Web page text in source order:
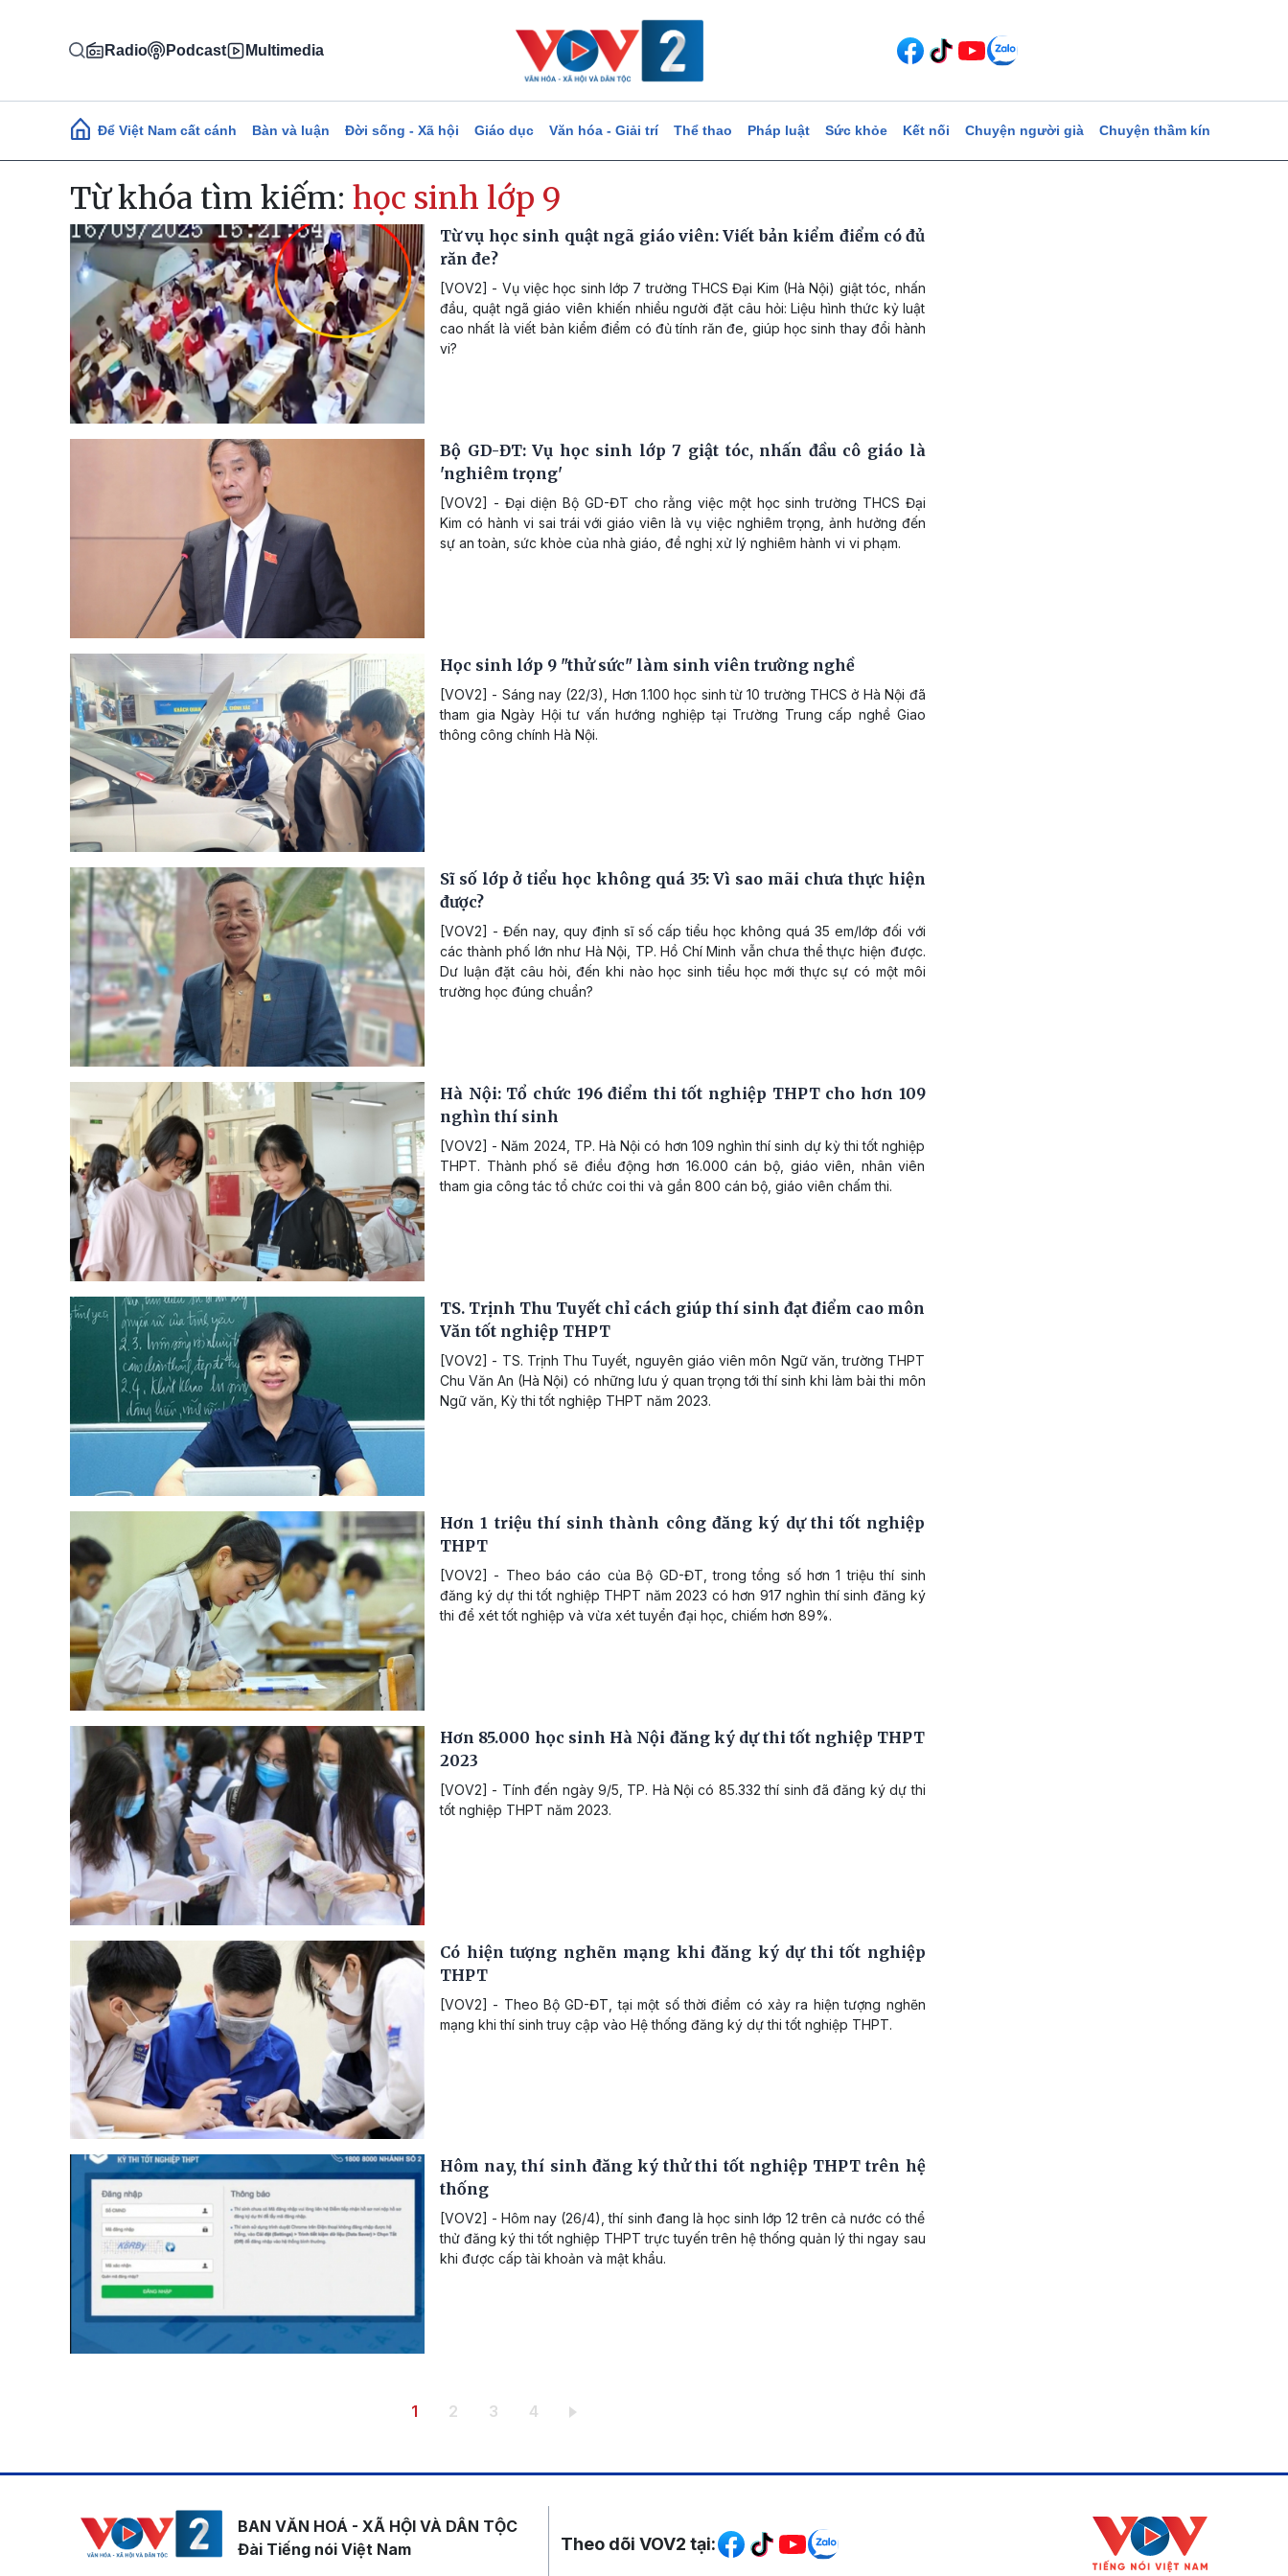
Radio Podcast Multimedia
Main navigation
Để Việt Nam cất cánh Bàn và luận Đời sống - Xã hội Giáo dục Văn hóa - Giải trí Thể thao Pháp luật Sức khỏe Kết nối Chuyện người già Chuyện thầm kín
Từ khóa tìm kiếm: học sinh lớp 9
Từ vụ học sinh quật ngã giáo viên: Viết bản kiểm điểm có đủ
răn đe?
[VOV2] - Vụ việc học sinh lớp 7 trường THCS Đại Kim (Hà Nội) giật tóc, nhấn
đầu, quật ngã giáo viên khiến nhiều người đặt câu hỏi: Liệu hình thức kỷ luật
cao nhất là viết bản kiểm điểm có đủ tính răn đe, giúp học sinh thay đổi hành
vi?
Bộ GD-ĐT: Vụ học sinh lớp 7 giật tóc, nhấn đầu cô giáo là
'nghiêm trọng'
[VOV2] - Đại diện Bộ GD-ĐT cho rằng việc một học sinh trường THCS Đại
Kim có hành vi sai trái với giáo viên là vụ việc nghiêm trọng, ảnh hưởng đến
sự an toàn, sức khỏe của nhà giáo, đề nghị xử lý nghiêm hành vi vi phạm.
Học sinh lớp 9 "thử sức" làm sinh viên trường nghề
[VOV2] - Sáng nay (22/3), Hơn 1.100 học sinh từ 10 trường THCS ở Hà Nội đã
tham gia Ngày Hội tư vấn hướng nghiệp tại Trường Trung cấp nghề Giao
thông công chính Hà Nội.
Sĩ số lớp ở tiểu học không quá 35: Vì sao mãi chưa thực hiện
được?
[VOV2] - Đến nay, quy định sĩ số cấp tiểu học không quá 35 em/lớp đối với
các thành phố lớn như Hà Nội, TP. Hồ Chí Minh vẫn chưa thể thực hiện được.
Dư luận đặt câu hỏi, đến khi nào học sinh tiểu học mới thực sự có một môi
trường học đúng chuẩn?
Hà Nội: Tổ chức 196 điểm thi tốt nghiệp THPT cho hơn 109
nghìn thí sinh
[VOV2] - Năm 2024, TP. Hà Nội có hơn 109 nghìn thí sinh dự kỳ thi tốt nghiệp
THPT. Thành phố sẽ điều động hơn 16.000 cán bộ, giáo viên, nhân viên
tham gia công tác tổ chức coi thi và gần 800 cán bộ, giáo viên chấm thi.
TS. Trịnh Thu Tuyết chỉ cách giúp thí sinh đạt điểm cao môn
Văn tốt nghiệp THPT
[VOV2] - TS. Trịnh Thu Tuyết, nguyên giáo viên môn Ngữ văn, trường THPT
Chu Văn An (Hà Nội) có những lưu ý quan trọng tới thí sinh khi làm bài thi môn
Ngữ văn, Kỳ thi tốt nghiệp THPT năm 2023.
Hơn 1 triệu thí sinh thành công đăng ký dự thi tốt nghiệp
THPT
[VOV2] - Theo báo cáo của Bộ GD-ĐT, trong tổng số hơn 1 triệu thí sinh
đăng ký dự thi tốt nghiệp THPT năm 2023 có hơn 917 nghìn thí sinh đăng ký
thi để xét tốt nghiệp và vừa xét tuyển đại học, chiếm hơn 89%.
Hơn 85.000 học sinh Hà Nội đăng ký dự thi tốt nghiệp THPT
2023
[VOV2] - Tính đến ngày 9/5, TP. Hà Nội có 85.332 thí sinh đã đăng ký dự thi
tốt nghiệp THPT năm 2023.
Có hiện tượng nghẽn mạng khi đăng ký dự thi tốt nghiệp
THPT
[VOV2] - Theo Bộ GD-ĐT, tại một số thời điểm có xảy ra hiện tượng nghẽn
mạng khi thí sinh truy cập vào Hệ thống đăng ký dự thi tốt nghiệp THPT.
Hôm nay, thí sinh đăng ký thử thi tốt nghiệp THPT trên hệ
thống
[VOV2] - Hôm nay (26/4), thí sinh đang là học sinh lớp 12 trên cả nước có thể
thử đăng ký thi tốt nghiệp THPT trực tuyến trên hệ thống quản lý thi ngay sau
khi được cấp tài khoản và mật khẩu.
Trang hiện thời
1 Trang
2 Trang
3 Trang
4
BAN VĂN HOÁ - XÃ HỘI VÀ DÂN TỘC
Đài Tiếng nói Việt Nam
Mạng xã hội
Theo dõi VOV2 tại: